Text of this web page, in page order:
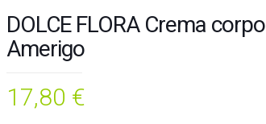
DOLCE FLORA Crema corpo
Amerigo
17,80 €